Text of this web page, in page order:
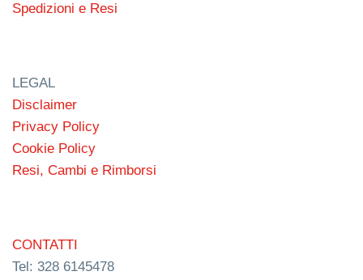
Spedizioni e Resi
LEGAL
Disclaimer
Privacy Policy
Cookie Policy
Resi, Cambi e Rimborsi
CONTATTI
Tel: 328 6145478